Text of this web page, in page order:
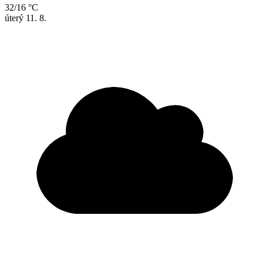
32/16 °C
úterý 11. 8.